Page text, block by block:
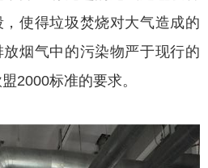
使得垃圾焚烧对大气造成的
烟气中的污染物严于现行的
2000标准的要求。